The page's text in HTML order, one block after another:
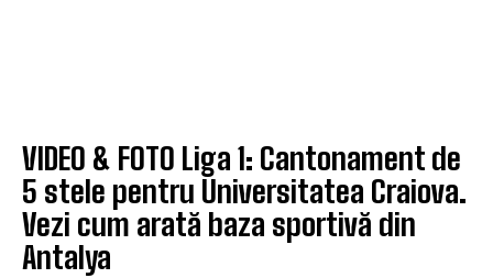
VIDEO & FOTO Liga 1: Cantonament de
5 stele pentru Universitatea Craiova.
Vezi cum arată baza sportivă din
Antalya